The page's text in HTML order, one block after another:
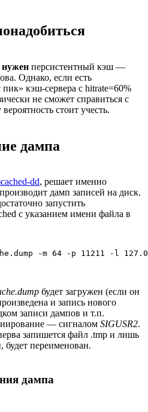
нужен персистентный кэш —
Однако, если есть
пик» кэш-сервера с hitrate=60%
не сможет справиться с
стоит учесть.
дампа
dd, решает именно
дамп записей на диск.
запустить
с указанием имени файла в
будет загружен (если он
и запись нового
записи дампов и т.п.
— сигналом SIGUSR2.
запишется файл .tmp и лишь
будет переименован.
дампа